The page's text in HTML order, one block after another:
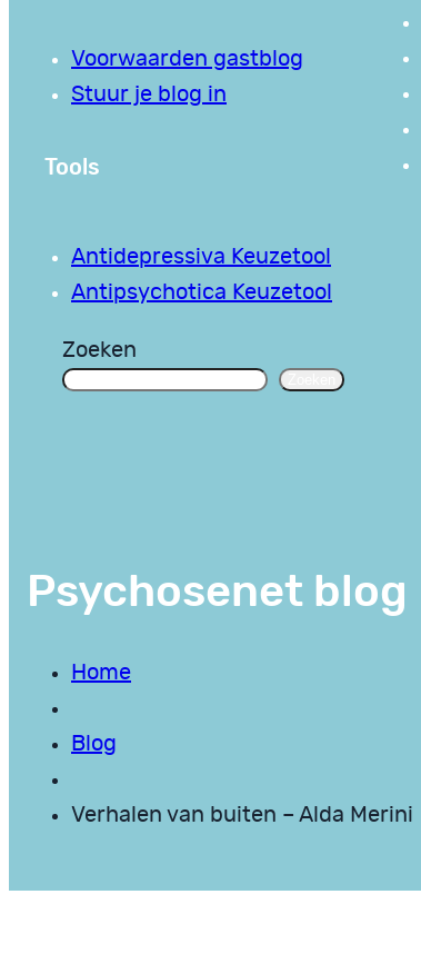
Voorwaarden gastblog
Stuur je blog in
Tools
Antidepressiva Keuzetool
Antipsychotica Keuzetool
Zoeken
Psychosenet blog
Home
Blog
Verhalen van buiten – Alda Merini